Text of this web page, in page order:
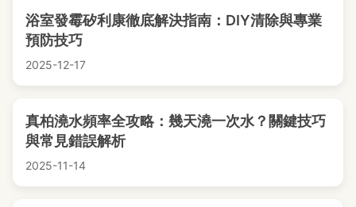
浴室發霉矽利康徹底解決指南：DIY清除與專業
預防技巧
2025-12-17
真柏澆水頻率全攻略：幾天澆一次水？關鍵技巧
與常見錯誤解析
2025-11-14